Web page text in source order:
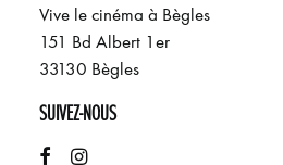
Vive le cinéma à Bègles
151 Bd Albert 1er
33130 Bègles
SUIVEZ-NOUS